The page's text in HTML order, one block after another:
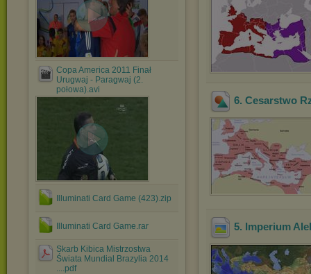
Copa America 2011 Finał
Urugwaj - Paragwaj (2.
połowa).avi
Illuminati Card Game (423).zip
Illuminati Card Game.rar
Skarb Kibica Mistrzostwa
Świata Mundial Brazylia 2014
....pdf
6. Cesarstwo
5. Imperium